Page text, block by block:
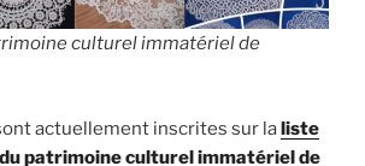
culturel immatériel de
actuellement inscrites sur laliste
patrimoine culturel immatériel de